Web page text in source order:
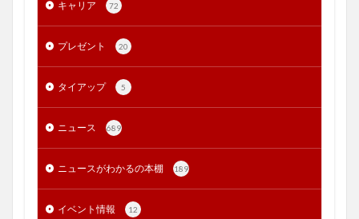
キャリア 72
プレゼント 20
タイアップ 5
ニュース 689
ニュースがわかるの本棚 189
イベント情報 12